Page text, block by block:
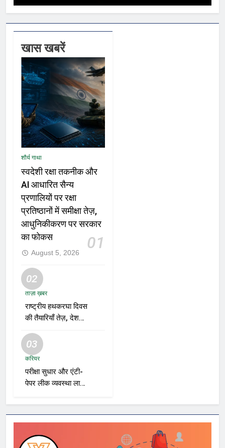
खास खबरें
शौर्य गाथा
स्वदेशी रक्षा तकनीक और
AI आधारित सैन्य
प्रणालियों पर रक्षा
प्रतिष्ठानों में समीक्षा तेज़,
आधुनिकीकरण पर सरकार
का फोकस
01
August 5, 2026
02
ताज़ा ख़बर
राष्ट्रीय हथकरघा दिवस
की तैयारियाँ तेज़, देशभर
प्रदर्शनियों का होगा
आयोजन
03
करियर
परीक्षा सुधार और एंटी-
पेपर लीक व्यवस्था लागू
भर्ती एजेंसियाँ और शिक्षा
विभाग नए रोडमैप पर